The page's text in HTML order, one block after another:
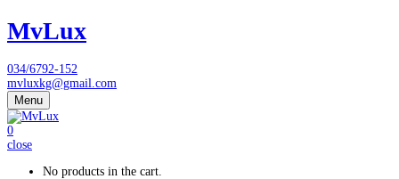
MvLux
034/6792-152
mvluxkg@gmail.com
Menu
0
close
No products in the cart.